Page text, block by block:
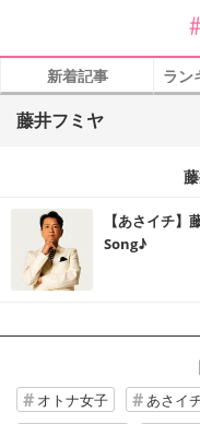
新着記事 ラン
藤井フミヤ
【あさイチ
Song♪
オトナ女子 あさイ